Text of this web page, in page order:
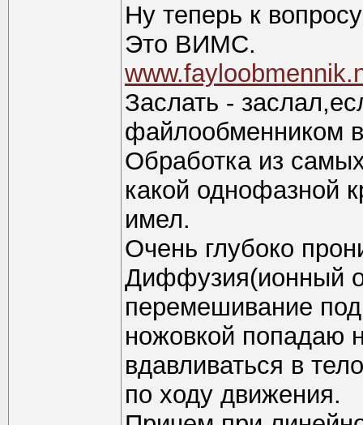
Ну теперь к
Это ВИМС.
Заслать -
файлообменником
Обработка из
какой однофазной
имел.
Очень глубоко
Диффузия(ионный
перемешивание
ножовкой попадаю
вдавливаться в
по ходу движения.